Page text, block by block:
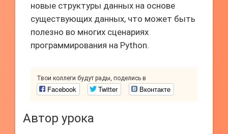
новые структуры данных на основе
существующих данных, что может быть
полезно во многих сценариях
программирования на Python.
Твои коллеги будут рады, поделись в
Facebook Twitter Вконтакте
Автор урока